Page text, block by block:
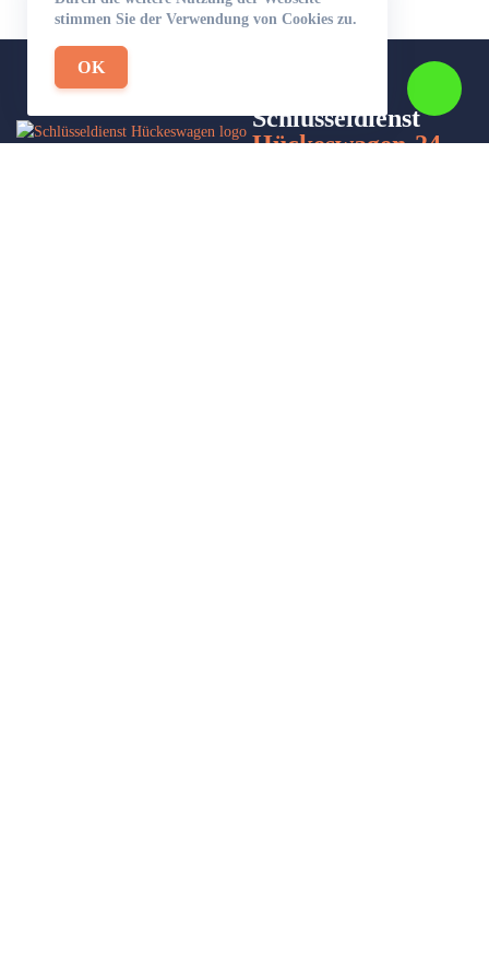
stimmen Sie der Verwendung von Cookies zu.
OK
Schlüsseldienst
Hückeswagen-24